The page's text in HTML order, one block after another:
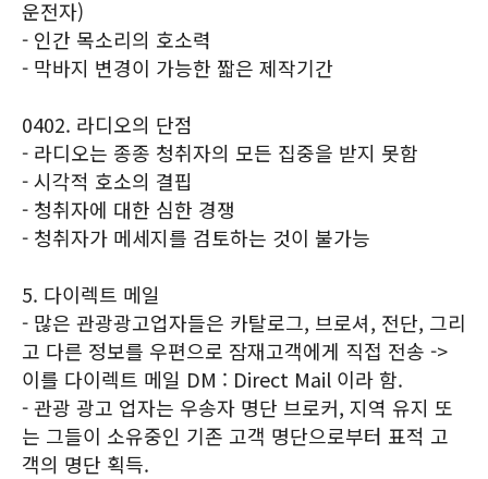
운전자)
- 인간 목소리의 호소력
- 막바지 변경이 가능한 짧은 제작기간
0402. 라디오의 단점
- 라디오는 종종 청취자의 모든 집중을 받지 못함
- 시각적 호소의 결핍
- 청취자에 대한 심한 경쟁
- 청취자가 메세지를 검토하는 것이 불가능
5. 다이렉트 메일
- 많은 관광광고업자들은 카탈로그, 브로셔, 전단, 그리
고 다른 정보를 우편으로 잠재고객에게 직접 전송 ->
이를 다이렉트 메일 DM : Direct Mail 이라 함.
- 관광 광고 업자는 우송자 명단 브로커, 지역 유지 또
는 그들이 소유중인 기존 고객 명단으로부터 표적 고
객의 명단 획득.